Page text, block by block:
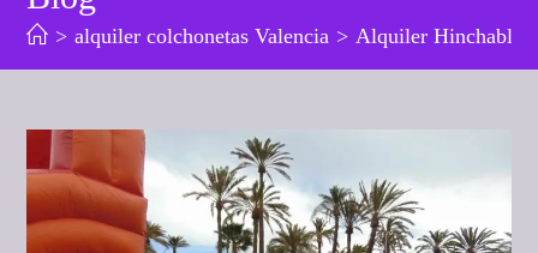
> alquiler colchonetas Valencia > Alquiler